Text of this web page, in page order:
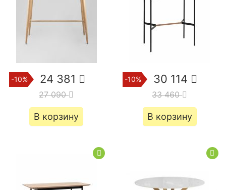
-10% 24 381
27 090
В корзину
-10% 30 114
33 460
В корзину